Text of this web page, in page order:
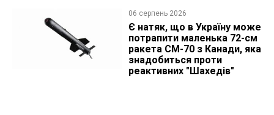
06 серпень 2026
Є натяк, що в Україну може
потрапити маленька 72-см
ракета CM-70 з Канади, яка
знадобиться проти
реактивних "Шахедів"